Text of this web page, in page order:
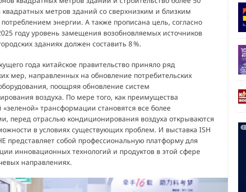
метров зданий со сверхнизким и близким
потреблением энергии. А также прописана цель, согласно
году уровень замещения возобновляемых источников
зданиях должен составить 8%.
года китайское правительство приняло ряд
мер, направленных на обновление потребительских
поощряя обновление систем
воздуха. По мере того, как преимущества
«зеленой» трансформации становятся все более
перед отраслью кондиционирования воздуха открываются
в условиях существующих проблем. И выставка ISH
представляет собой профессиональную платформу для
инновационных технологий и продуктов в этой сфере
направлениях.